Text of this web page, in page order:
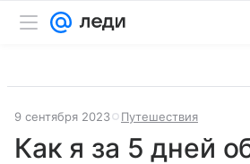
9 сентября 2023 Путешествия
Как я за 5 дней